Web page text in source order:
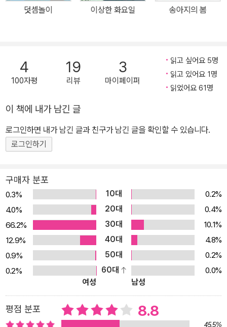
덧셈놀이 이상한 화요일 송아지의 봄
4
100자평
19
리뷰
3
마이페이퍼
읽고 싶어요 5명
읽고 있어요 1명
읽었어요 61명
이 책에 내가 남긴 글
로그인하면 내가 남긴 글과 친구가 남긴 글을 확인할 수 있습니다.
로그인하기
구매자 분포
0.3% 10대
0.2%
4.0%
20대
0.4%
66.2%
30대
10.1%
12.9%
40대
4.8%
0.9%
50대
0.2%
0.2%
60대
0.0%
여성
남성
평점 분포 8.8
45.5%